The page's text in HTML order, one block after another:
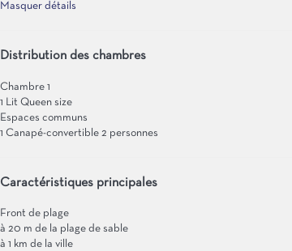
Masquer détails
Distribution des chambres
Chambre 1
1 Lit Queen size
Espaces communs
1 Canapé-convertible 2 personnes
Caractéristiques principales
Front de plage
à 20 m de la plage de sable
à 1 km de la ville